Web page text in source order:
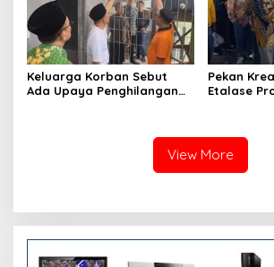
Keluarga Korban Sebut
Ada Upaya Penghilangan
Pekan
Etalase
View More